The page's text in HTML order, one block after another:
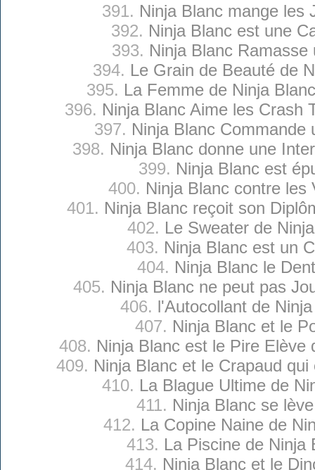
391. Ninja Blanc mange les
392. Ninja Blanc est une
393. Ninja Blanc Ramasse
394. Le Grain de Beauté de
395. La Femme de Ninja
396. Ninja Blanc Aime les Crash
397. Ninja Blanc Commande
398. Ninja Blanc donne une
399. Ninja Blanc est
400. Ninja Blanc contre les
401. Ninja Blanc reçoit son
402. Le Sweater de
403. Ninja Blanc est un
404. Ninja Blanc le
405. Ninja Blanc ne peut pas
406. l'Autocollant de
407. Ninja Blanc et le
408. Ninja Blanc est le Pire Elève
409. Ninja Blanc et le Crapaud
410. La Blague Ultime de
411. Ninja Blanc se
412. La Copine Naine de
413. La Piscine de Ninja
414. Ninja Blanc et le